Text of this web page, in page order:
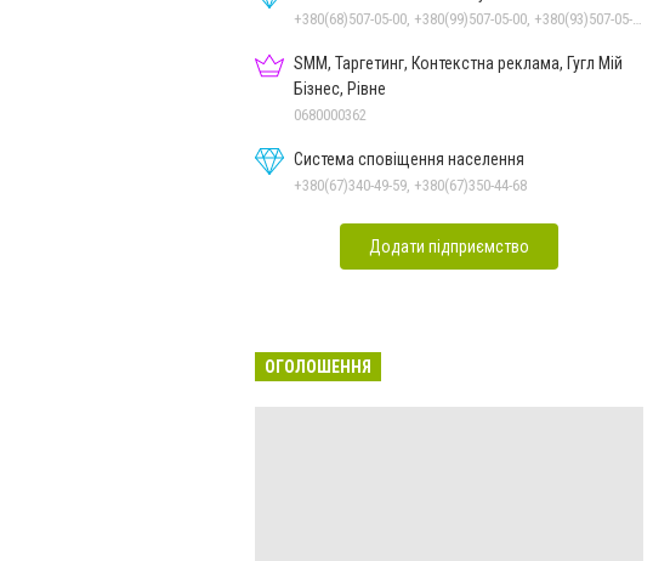
+380(68)507-05-00, +380(99)507-05-00, +380(93)507-05-00
SMM, Таргетинг, Контекстна реклама, Гугл Мій
Бізнес, Рівне
0680000362
Система сповіщення населення
+380(67)340-49-59, +380(67)350-44-68
Додати підприємство
ОГОЛОШЕННЯ